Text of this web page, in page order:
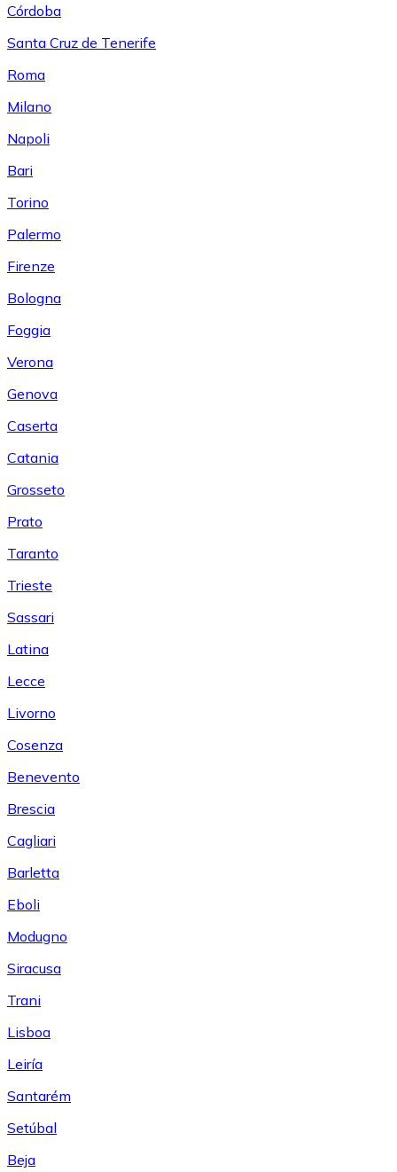
Córdoba
Santa Cruz de Tenerife
Roma
Milano
Napoli
Bari
Torino
Palermo
Firenze
Bologna
Foggia
Verona
Genova
Caserta
Catania
Grosseto
Prato
Taranto
Trieste
Sassari
Latina
Lecce
Livorno
Cosenza
Benevento
Brescia
Cagliari
Barletta
Eboli
Modugno
Siracusa
Trani
Lisboa
Leiría
Santarém
Setúbal
Beja